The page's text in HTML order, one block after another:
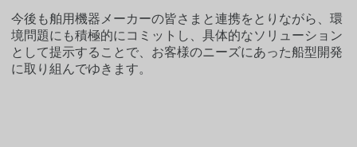
今後も舶用機器メーカーの皆さまと連携をとりながら、環
境問題にも積極的にコミットし、具体的なソリューション
として提示することで、お客様のニーズにあった船型開発
に取り組んでゆきます。